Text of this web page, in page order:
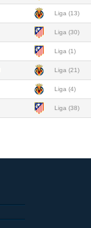
Liga (13)
Liga (30)
Liga (1)
Liga (21)
Liga (4)
Liga (38)